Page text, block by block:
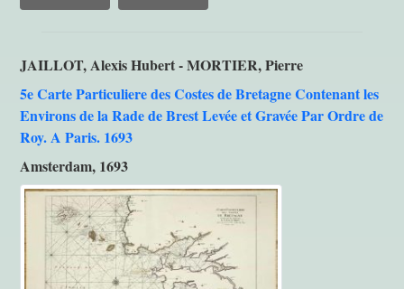
JAILLOT, Alexis Hubert - MORTIER, Pierre
5e Carte Particuliere des Costes de Bretagne Contenant les
Environs de la Rade de Brest Levée et Gravée Par Ordre de
Roy. A Paris. 1693
Amsterdam, 1693